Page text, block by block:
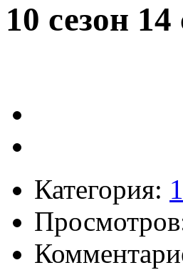
10 сезон
Категория: